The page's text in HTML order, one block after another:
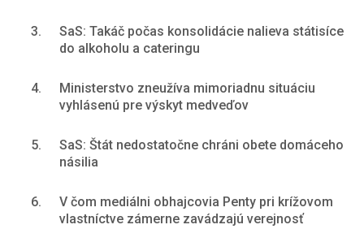
3.
SaS: Takáč počas konsolidácie nalieva státisíce
do alkoholu a cateringu
4.
Ministerstvo zneužíva mimoriadnu situáciu
vyhlásenú pre výskyt medveďov
5.
SaS: Štát nedostatočne chráni obete domáceho
násilia
6.
V čom mediálni obhajcovia Penty pri krížovom
vlastníctve zámerne zavádzajú verejnosť